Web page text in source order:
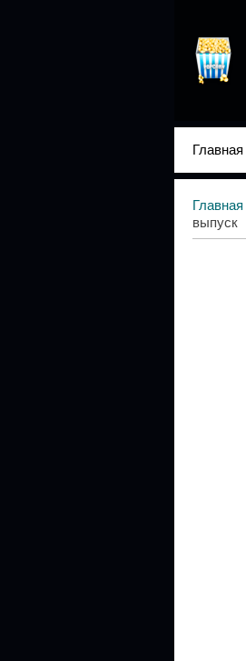
Главная
Главная
выпуск